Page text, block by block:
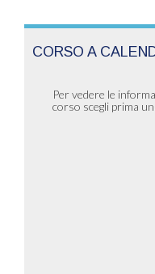
CORSO A
Per vedere le
corso scegli prima